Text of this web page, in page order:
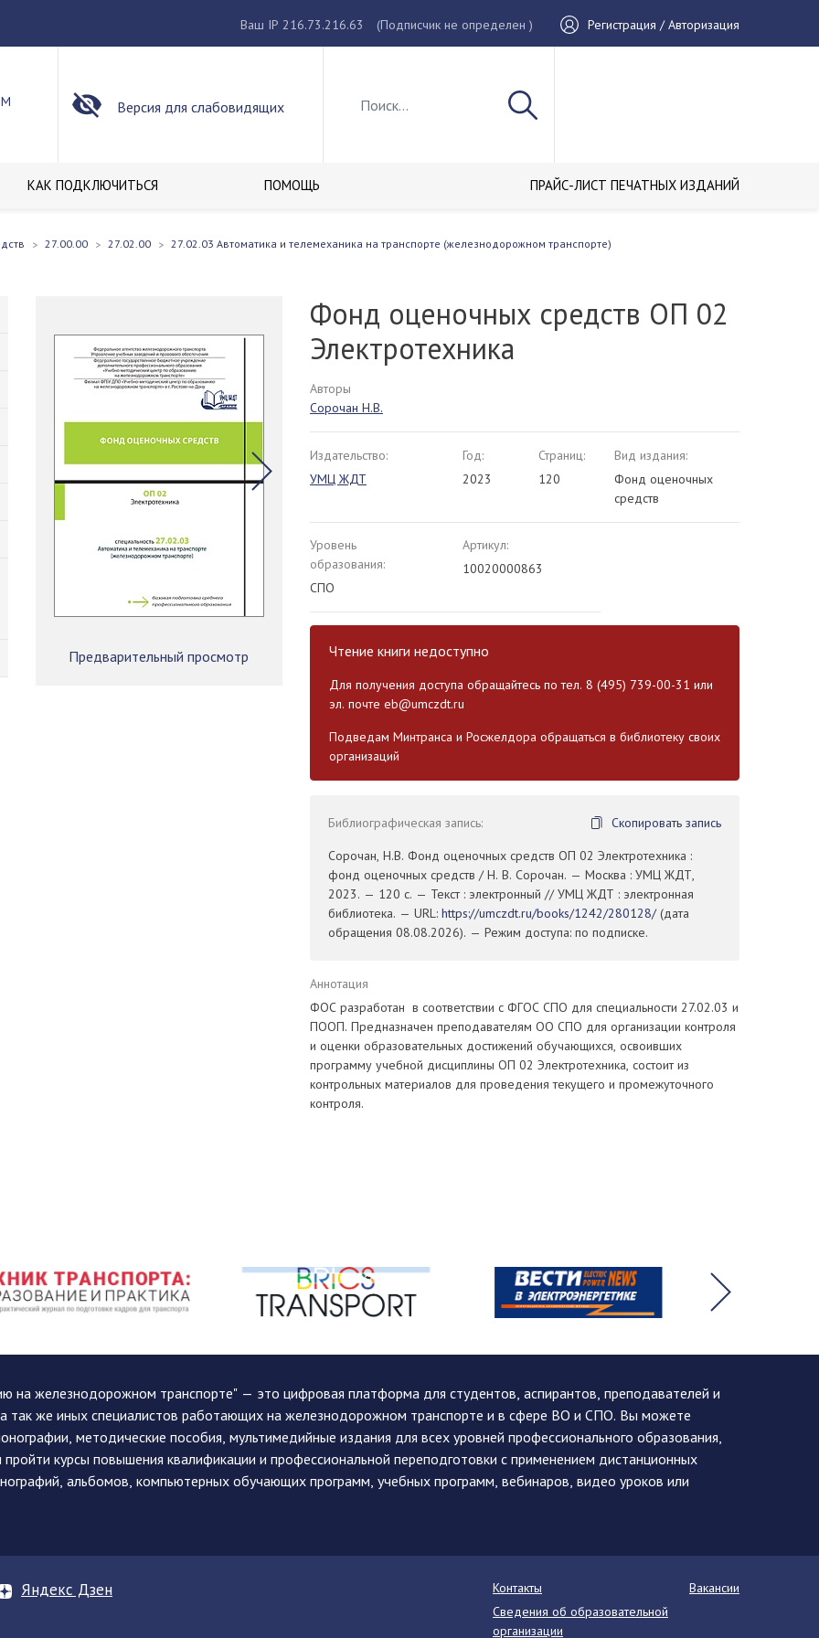
Ваш IP 216.73.216.63 (Подписчик не определен ) Регистрация / Авторизация
Версия для слабовидящих
КАК ПОДКЛЮЧИТЬСЯ ПОМОЩЬ ПРАЙС-ЛИСТ ПЕЧАТНЫХ ИЗДАНИЙ
27.00.00 27.02.00
27.02.03 Автоматика и телемеханика на транспорте (железнодорожном транспорте)
Предварительный просмотр
Фонд оценочных средств ОП 02
Электротехника
Авторы
Сорочан Н.В.
Издательство:
УМЦ ЖДТ
Год:
2023
Страниц:
120
Вид издания:
Фонд оценочных
средств
Уровень
образования:
СПО
Артикул:
10020000863
Чтение книги недоступно
Для получения доступа обращайтесь по тел. 8 (495) 739-00-31 или
эл. почте eb@umczdt.ru
Подведам Минтранса и Росжелдора обращаться в библиотеку своих
организаций
Библиографическая запись:
Скопировать запись
Сорочан, Н.В. Фонд оценочных средств ОП 02 Электротехника :
фонд оценочных средств / Н. В. Сорочан. — Москва : УМЦ ЖДТ,
2023. — 120 с. — Текст : электронный // УМЦ ЖДТ : электронная
библиотека. — URL: https://umczdt.ru/books/1242/280128/(дата
обращения 08.08.2026). — Режим доступа: по подписке.
Аннотация
ФОС разработан в соответствии с ФГОС СПО для специальности 27.02.03 и
ПООП. Предназначен преподавателям ОО СПО для организации контроля
и оценки образовательных достижений обучающихся, освоивших
программу учебной дисциплины ОП 02 Электротехника, состоит из
контрольных материалов для проведения текущего и промежуточного
контроля.
на железнодорожном транспорте" — это цифровая платформа для студентов, аспирантов, преподавателей и
а так же иных специалистов работающих на железнодорожном транспорте и в сфере ВО и СПО. Вы можете
методические пособия, мультимедийные издания для всех уровней профессионального образования,
курсы повышения квалификации и профессиональной переподготовки с применением дистанционных
альбомов, компьютерных обучающих программ, учебных программ, вебинаров, видео уроков или
Яндекс Дзен Контакты
Вакансии
Сведения об образовательной
организации